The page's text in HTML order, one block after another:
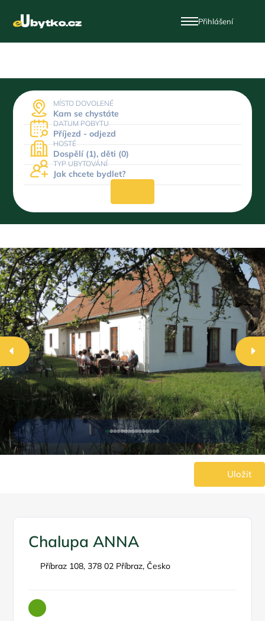
Přihlášení
MÍSTO DOVOLENÉ
Kam se chystáte
DATUM POBYTU
Příjezd - odjezd
HOSTÉ
Dospělí (1), děti (0)
TYP UBYTOVÁNÍ
Jak chcete bydlet?
Uložit
Chalupa ANNA
Příbraz 108, 378 02 Příbraz, Česko